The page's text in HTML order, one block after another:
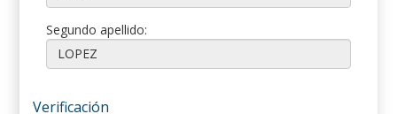
Segundo apellido:
Verificación